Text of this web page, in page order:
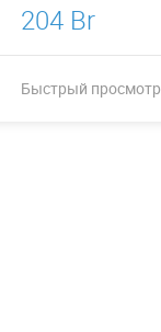
204 Br
Быстрый просмотр